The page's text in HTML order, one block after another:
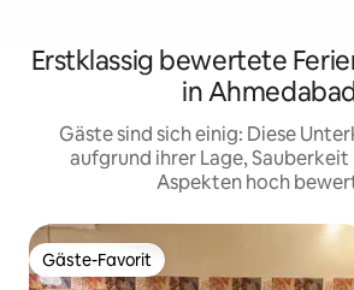
Erstklassig bewertete
in
Gäste sind sich einig: Diese
aufgrund ihrer Lage,
Aspekten hoch
Gäste-Favorit
Gäste-Favorit